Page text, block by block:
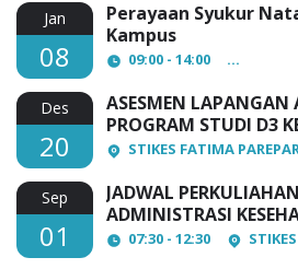
Jan
08
Perayaan Syukur
Kampus
09:00 - 14:00
Des
20
ASESMEN LAPANGAN
PROGRAM STUDI D3
STIKES FATIMA
Sep
01
JADWAL
ADMINISTRASI
07:30 - 12:30